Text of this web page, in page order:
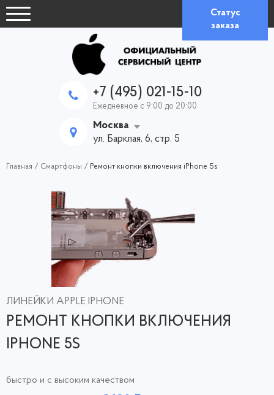
Статус
заказа
+7 (495) 021-15-10
Ежедневное с 9:00 до 20:00
Москва
ул. Барклая, 6, стр. 5
Главная / Смартфоны / Ремонт кнопки включения iPhone 5s
ЛИНЕЙКИ APPLE IPHONE
РЕМОНТ КНОПКИ ВКЛЮЧЕНИЯ
IPHONE 5S
быстро и с высоким качеством